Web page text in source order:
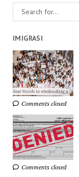
IMIGRASI
Comments closed
Comments closed